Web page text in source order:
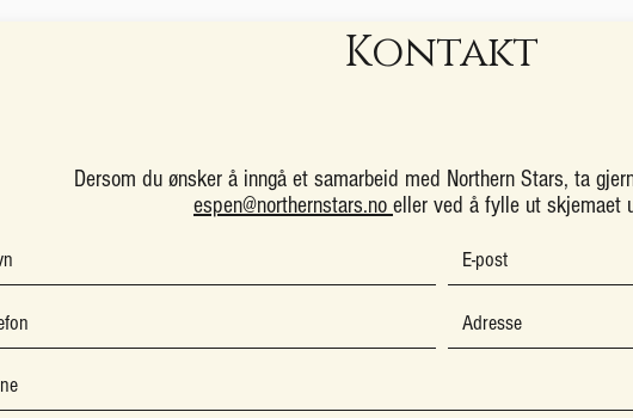
Kontakt
Dersom du ønsker å inngå et samarbeid med Northern Stars, ta
espen@northernstars.no eller ved å fylle ut skjemaet